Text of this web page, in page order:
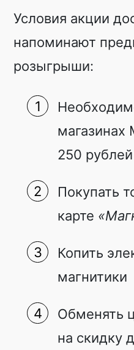
Условия акции
напоминают
розыгрыши:
магазинах
250 рублей
Покупать
карте
Копить
магнитики
Обменять
на скидку